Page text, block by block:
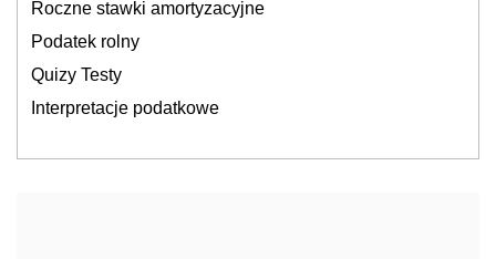
Roczne stawki amortyzacyjne
Podatek rolny
Quizy Testy
Interpretacje podatkowe